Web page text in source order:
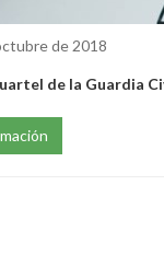
de 2018
de la Guardia